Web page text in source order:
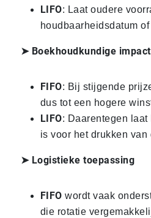
LIFO: Laat oudere
houdbaarheidsdatum
➤ Boekhoudkundige impact
FIFO: Bij stijgende
dus tot een hogere
LIFO: Daarentegen
is voor het drukken
➤ Logistieke toepassing
FIFO wordt vaak
die rotatie